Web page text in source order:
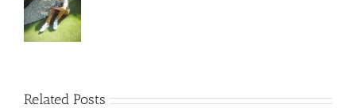
Related Posts